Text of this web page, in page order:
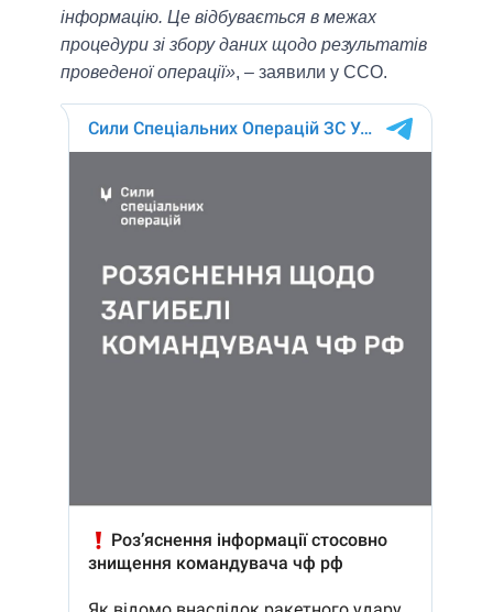
інформацію. Це відбувається в межах
процедури зі збору даних щодо результатів
проведеної операції», – заявили у ССО.